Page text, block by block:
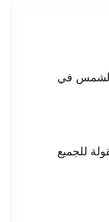
الشمس في
للجميع